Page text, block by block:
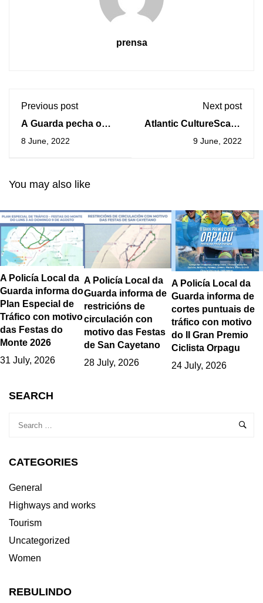
prensa
Previous post
A Guarda pecha o
Ciclo Medioambiental
8 June, 2022
Next post
Atlantic CultureScape
A Guarda estrea a
9 June, 2022
You may also like
A Policía Local da
Guarda informa do
Plan Especial de
Tráfico con motivo
das Festas do
Monte 2026
31 July, 2026
A Policía Local da
Guarda informa de
restricións de
circulación con
motivo das Festas
de San Cayetano
28 July, 2026
A Policía Local da
Guarda informa de
cortes puntuais de
tráfico con motivo
do II Gran Premio
Ciclista Orpagu
24 July, 2026
SEARCH
CATEGORIES
General
Highways and works
Tourism
Uncategorized
Women
REBULINDO